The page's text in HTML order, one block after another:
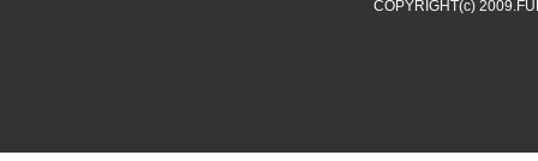
COPYRIGHT(c)